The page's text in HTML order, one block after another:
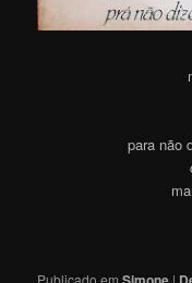
para não
Publicado em |